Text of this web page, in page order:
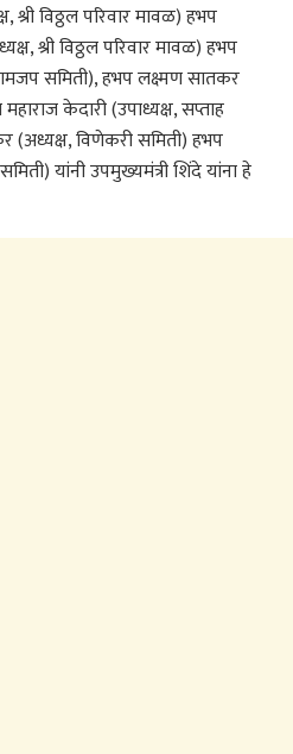
विठ्ठल परिवार मावळ) हभप
श्री विठ्ठल परिवार मावळ) हभप
समिती), हभप लक्ष्मण सातकर
केदारी (उपाध्यक्ष, सप्ताह
(अध्यक्ष, विणेकरी समिती) हभप
यांनी उपमुख्यमंत्री शिंदे यांना हे